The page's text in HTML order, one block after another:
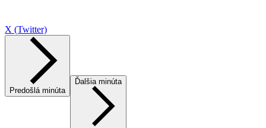
X (Twitter)
Predošlá minúta
Ďalšia minúta